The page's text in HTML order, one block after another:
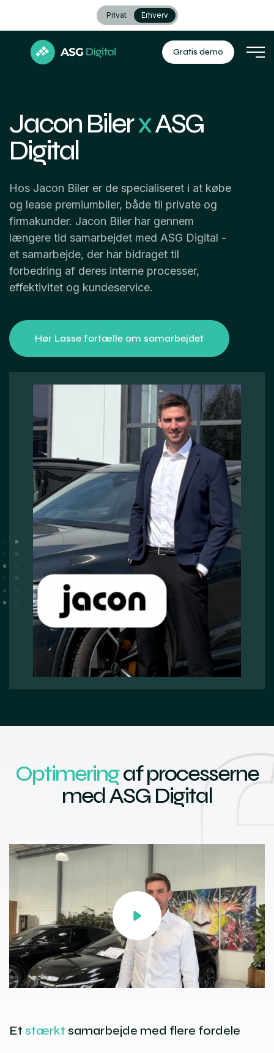
Privat Erhverv
Gratis demo
Jacon BilerxASG
Digital
Hos Jacon Biler er de specialiseret i at købe
og lease premiumbiler, både til private og
firmakunder. Jacon Biler har gennem
længere tid samarbejdet med ASG Digital -
et samarbejde, der har bidraget til
forbedring af deres interne processer,
effektivitet og kundeservice.
Hør Lasse fortælle om samarbejdet
Optimeringaf processerne
med ASG Digital
Et stærkt samarbejde med flere fordele